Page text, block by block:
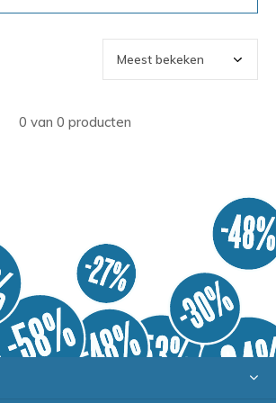
0 van 0 producten